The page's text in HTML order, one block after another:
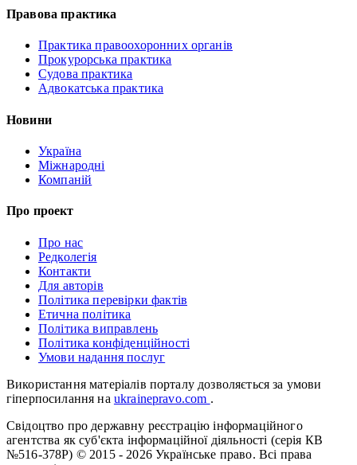
Правова практика
Практика правоохоронних органів
Прокурорська практика
Судова практика
Адвокатська практика
Новини
Україна
Міжнародні
Компаній
Про проект
Про нас
Редколегія
Контакти
Для авторів
Політика перевірки фактів
Етична політика
Політика виправлень
Політика конфіденційності
Умови надання послуг
Використання матеріалів порталу дозволяється за умови
гіперпосилання на ukrainepravo.com .
Свідоцтво про державну реєстрацію інформаційного
агентства як суб'єкта інформаційної діяльності (серія КВ
№516-378Р) © 2015 - 2026 Українське право. Всі права